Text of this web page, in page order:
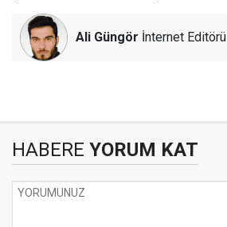
Ali Güngör İnternet Editörü
HABERE YORUM KAT